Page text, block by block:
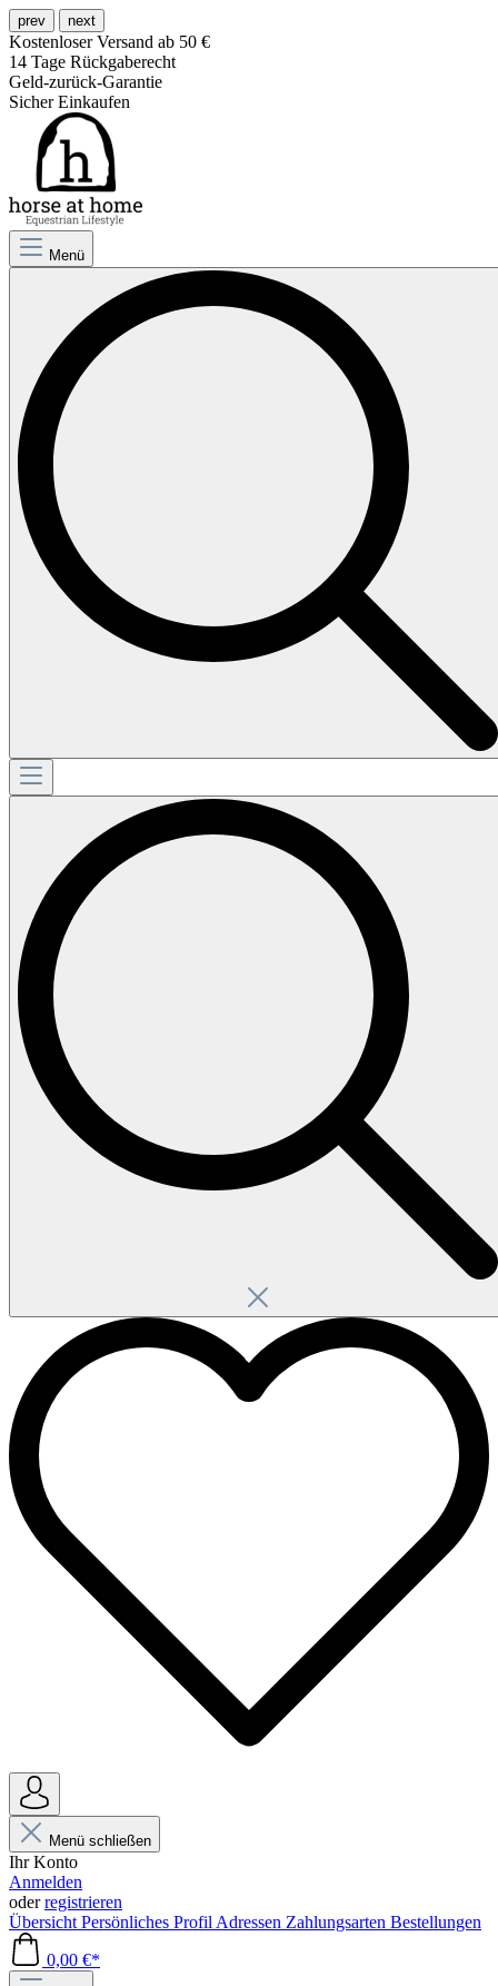
prev next
Kostenloser Versand ab 50 €
14 Tage Rückgaberecht
Geld-zurück-Garantie
Sicher Einkaufen
Menü
Menü schließen
Ihr Konto
Anmelden
oderregistrieren
Übersicht Persönliches Profil Adressen Zahlungsarten Bestellungen
0,00 €*